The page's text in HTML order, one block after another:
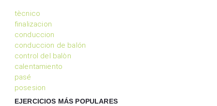
tècnico
finalizacion
conduccion
conduccion de balón
control del balòn
calentamiento
pasé
posesion
EJERCICIOS MÁS POPULARES